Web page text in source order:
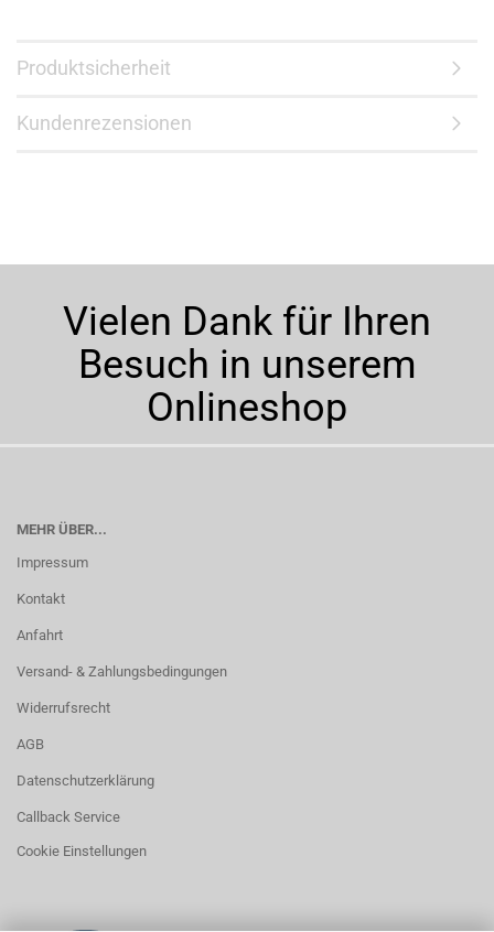
Produktsicherheit
Kundenrezensionen
Vielen Dank für Ihren
Besuch in unserem
Onlineshop
MEHR ÜBER...
Impressum
Kontakt
Anfahrt
Versand- & Zahlungsbedingungen
Widerrufsrecht
AGB
Datenschutzerklärung
Callback Service
Cookie Einstellungen